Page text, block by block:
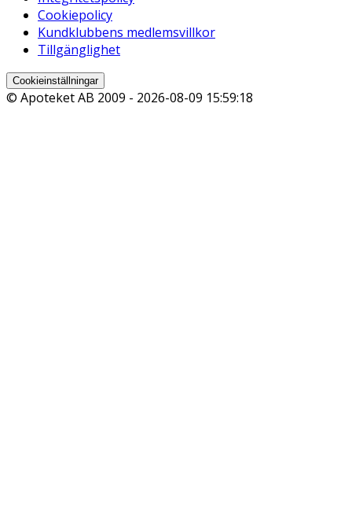
Cookiepolicy
Kundklubbens medlemsvillkor
Tillgänglighet
Cookieinställningar
© Apoteket AB 2009 - 2026-08-09 15:59:18